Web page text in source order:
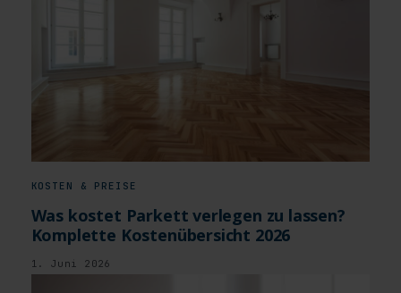
KOSTEN & PREISE
Was kostet Parkett verlegen zu lassen?
Komplette Kostenübersicht 2026
1. Juni 2026